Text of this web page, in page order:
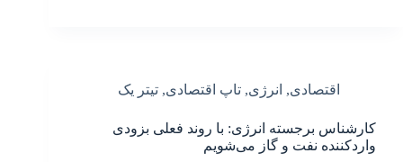
اقتصادی, انرژی, تاپ اقتصادی, تیتر یک
کارشناس برجسته انرژی: با روند فعلی بزودی
واردکننده نفت و گاز می‌شویم